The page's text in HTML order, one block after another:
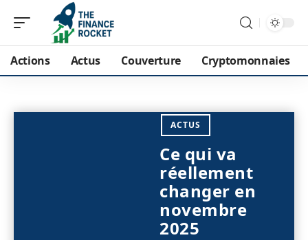
Actions Actus Couverture Cryptomonnaies
ACTUS
Ce qui va
réellement
changer en
novembre
2025